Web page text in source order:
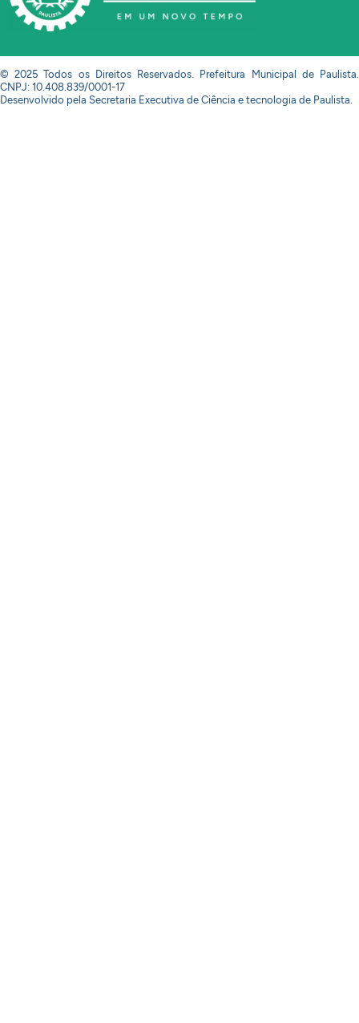
© 2025 Todos os Direitos Reservados. Prefeitura Municipal de Paulista.
CNPJ: 10.408.839/0001-17
Desenvolvido pela Secretaria Executiva de Ciência e tecnologia de Paulista.